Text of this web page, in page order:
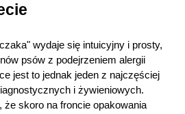
wydaje się intuicyjny i prosty,
psów z podejrzeniem alergii
jest to jednak jeden z najczęściej
i żywieniowych.
że skoro na froncie opakowania